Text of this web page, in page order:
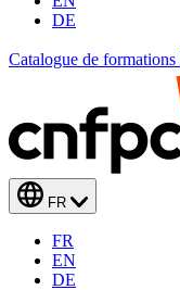
DE
Catalogue de formations
FR
FR
EN
DE